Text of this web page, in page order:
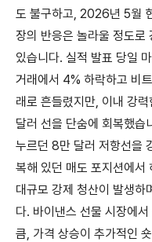
도 불구하고, 2026년 5월
장의 반응은 놀라울 정도로
있습니다. 실적 발표 당일
거래에서 4% 하락하고 비
래로 흔들렸지만, 이내 강
달러 선을 단숨에 회복했습
누르던 8만 달러 저항선을
복해 있던 매도 포지션에서
대규모 강제 청산이 발생하
다. 바이낸스 선물 시장에
큼, 가격 상승이 추가적인